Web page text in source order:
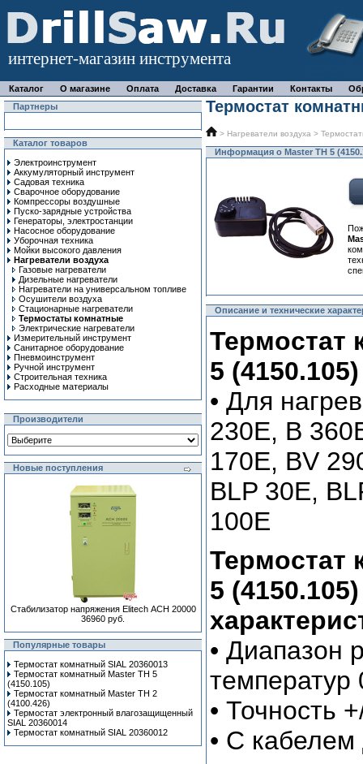
интернет-магазин инструмента
Каталог О магазине Оплата Доставка Гарантии Контакты
Партнеры
Каталог товаров
Электроинструмент
Аккумуляторный инструмент
Садовая техника
Сварочное оборудование
Компрессоры воздушные
Пуско-зарядные устройства
Генераторы, электростанции
Насосное оборудование
Уборочная техника
Мойки высокого давления
Нагреватели воздуха
Газовые нагреватели
Дизельные нагреватели
Нагреватели на универсальном топливе
Осушители воздуха
Стационарные нагреватели
Термостаты комнатные
Электрические нагреватели
Измерительный инструмент
Санитарное оборудование
Пневмоинструмент
Ручной инcтрумент
Строительная техника
Расходные материалы
Производители
Новые поступления
Стабилизатор напряжения Elitech АСН 20000
36960 руб.
Популярные товары
Термостат комнатный SIAL 20360013
Термостат комнатный Master TH 5
(4150.105)
Термостат комнатный Master TH 2
(4100.426)
Термостат электронный влагозащищенный
SIAL 20360014
Термостат комнатный SIAL 20360012
Термостат
> Нагреватели воздуха >
Информация о Master TH 5
Описание и технические
Термостат
5
• Для
230E, B
170E, BV
BLP 30E,
100E
Термостат
5
• Диапазон
температур
• Точность
• C